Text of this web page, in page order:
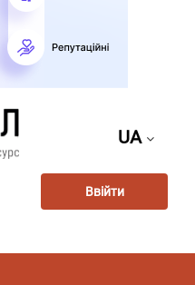
UA
Ввійти